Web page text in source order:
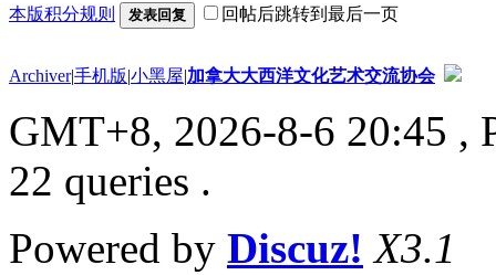
本版积分规则 发表回复 回帖后跳转到最后一页
Archiver|手机版|小黑屋|加拿大大西洋文化艺术交流协会
GMT+8, 2026-8-6 20:45 ,
22 queries .
Powered by Discuz! X3.1